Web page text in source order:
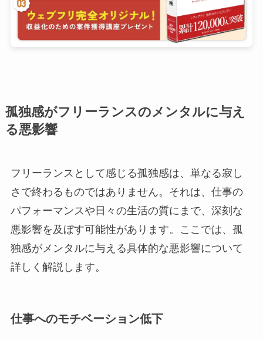
孤独感がフリーランスのメンタルに与え
る悪影響
フリーランスとして感じる孤独感は、単なる寂し
さで終わるものではありません。それは、仕事の
パフォーマンスや日々の生活の質にまで、深刻な
悪影響を及ぼす可能性があります。ここでは、孤
独感がメンタルに与える具体的な悪影響について
詳しく解説します。
仕事へのモチベーション低下